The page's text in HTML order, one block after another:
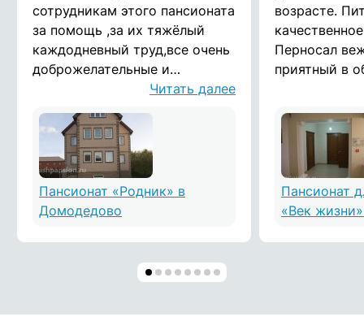
сотрудникам этого пансионата
за помощь ,за их тяжёлый
каждодневный труд,все очень
доброжелательные и
душевные люди!дай Бог им
Читать далее
Пансионат «Родник» в
Домодедово
возрасте.
Перносал
приятный в
опрятные.
Пансионат
«Век